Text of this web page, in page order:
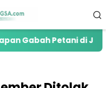
Petani di Jember